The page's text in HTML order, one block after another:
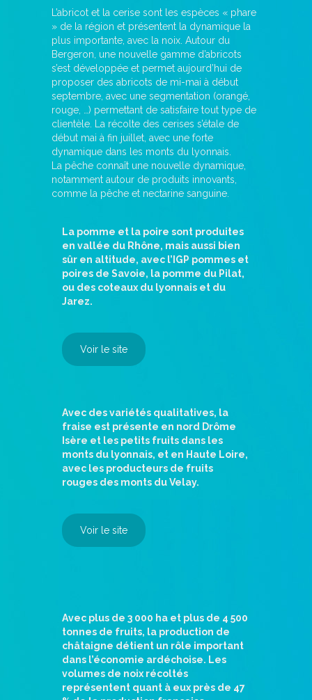
L’abricot et la cerise sont les espèces « phare
» de la région et présentent la dynamique la
plus importante, avec la noix. Autour du
Bergeron, une nouvelle gamme d’abricots
s’est développée et permet aujourd’hui de
proposer des abricots de mi-mai à début
septembre, avec une segmentation (orangé,
rouge, …) permettant de satisfaire tout type de
clientèle. La récolte des cerises s’étale de
début mai à fin juillet, avec une forte
dynamique dans les monts du lyonnais.
La pêche connaît une nouvelle dynamique,
notamment autour de produits innovants,
comme la pêche et nectarine sanguine.
La pomme et la poire sont produites
en vallée du Rhône, mais aussi bien
sûr en altitude, avec l’IGP pommes et
poires de Savoie, la pomme du Pilat,
ou des coteaux du lyonnais et du
Jarez.
Voir le site
Avec des variétés qualitatives, la
fraise est présente en nord Drôme
Isère et les petits fruits dans les
monts du lyonnais, et en Haute Loire,
avec les producteurs de fruits
rouges des monts du Velay.
Voir le site
Avec plus de 3 000 ha et plus de 4 500
tonnes de fruits, la production de
châtaigne détient un rôle important
dans l’économie ardéchoise. Les
volumes de noix récoltés
représentent quant à eux près de 47